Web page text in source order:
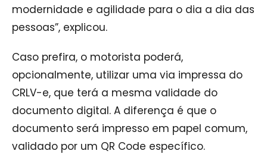
modernidade e agilidade para o dia a dia das
pessoas”, explicou.
Caso prefira, o motorista poderá,
opcionalmente, utilizar uma via impressa do
CRLV-e, que terá a mesma validade do
documento digital. A diferença é que o
documento será impresso em papel comum,
validado por um QR Code específico.